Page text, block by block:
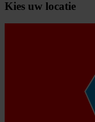
Kies uw locatie